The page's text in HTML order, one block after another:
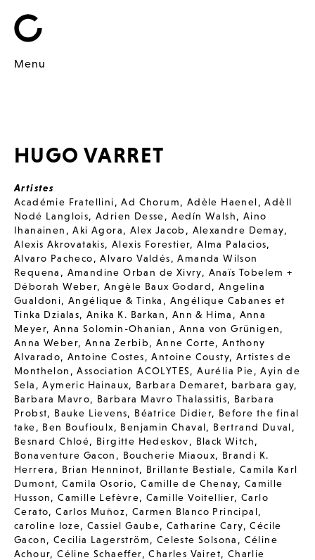
Menu
HUGO VARRET
Artistes
Académie Fratellini,Ad Chorum, Adèle Haenel,Adèll
Nodé Langlois,Adrien Desse, Aedín Walsh, Aino
Ihanainen ,Aki Agora, Alex Jacob , Alexandre Demay,
Alexis Akrovatakis,Alexis Forestier,Alma Palacios,
Alvaro Pacheco,Alvaro Valdés,Amanda Wilson
Requena , Amandine Orban de Xivry, Anaïs Tobelem +
Déborah Weber,Angèle Baux Godard,Angelina
Gualdoni,Angélique & Tinka , Angélique Cabanes et
Tinka Dzialas,Anika K. Barkan, Ann & Hima , Anna
Meyer, Anna Solomin-Ohanian , Anna von Grünigen,
Anna Weber, Anna Zerbib,Anne Corte, Anthony
Alvarado,Antoine Costes,Antoine Cousty, Artistes de
Monthelon ,Association ACOLYTES,Aurélia Pie,Ayin de
Sela ,Aymeric Hainaux, Barbara Demaret, barbara gay,
Barbara Mavro, Barbara Mavro Thalassitis, Barbara
Probst, Bauke Lievens, Béatrice Didier, Before the final
take, Ben Boufioulx, Benjamin Chaval, Bertrand Duval,
Besnard Chloé, Birgitte Hedeskov, Black Witch,
Bonaventure Gacon , Boucherie Miaoux, Brandi K.
Herrera , Brian Henninot, Brillante Bestiale,Camila Karl
Dumont,Camila Osorio,Camille de Chenay, Camille
Husson,Camille Lefèvre,Camille Voitellier,Carlo
Cerato,Carlos Muñoz, Carmen Blanco Principal,
caroline loze,Cassiel Gaube,Catharine Cary,Cécile
Gacon, Cecilia Lagerström, Celeste Solsona , Céline
Achour,Céline Schaeffer,Charles Vairet, Charlie